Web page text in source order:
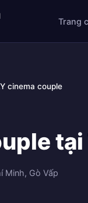
Trang
cinema couple
Minh, Gò Vấp